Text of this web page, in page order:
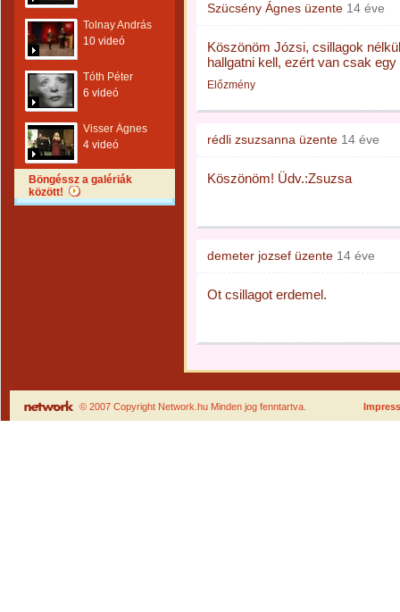
Tolnay András
10 videó
Tóth Péter
6 videó
Visser Ágnes
4 videó
Böngéssz a galériák
között!
Szücsény Ágnes üzente 14 éve
Köszönöm Józsi, csillagok
hallgatni kell, ezért van csak
Előzmény
rédli zsuzsanna üzente 14 éve
Köszönöm! Üdv.:Zsuzsa
demeter jozsef üzente 14 éve
Ot csillagot erdemel.
© 2007 Copyright Network.hu Minden jog fenntartva.